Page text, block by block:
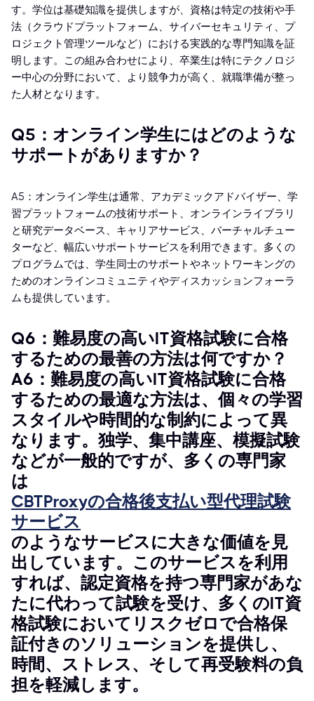
す。学位は基礎知識を提供しますが、資格は特定の技術や手
法（クラウドプラットフォーム、サイバーセキュリティ、プ
ロジェクト管理ツールなど）における実践的な専門知識を証
明します。この組み合わせにより、卒業生は特にテクノロジ
ー中心の分野において、より競争力が高く、就職準備が整っ
た人材となります。
Q5：オンライン学生にはどのような
サポートがありますか？
A5：オンライン学生は通常、アカデミックアドバイザー、学
習プラットフォームの技術サポート、オンラインライブラリ
と研究データベース、キャリアサービス、バーチャルチュー
ターなど、幅広いサポートサービスを利用できます。多くの
プログラムでは、学生同士のサポートやネットワーキングの
ためのオンラインコミュニティやディスカッションフォーラ
ムも提供しています。
Q6：難易度の高いIT資格試験に合格
するための最善の方法は何ですか？
A6：難易度の高いIT資格試験に合格
するための最適な方法は、個々の学習
スタイルや時間的な制約によって異
なります。独学、集中講座、模擬試験
などが一般的ですが、多くの専門家
は
CBTProxyの合格後支払い型代理試験
サービス
のようなサービスに大きな価値を見
出しています。このサービスを利用
すれば、認定資格を持つ専門家があな
たに代わって試験を受け、多くのIT資
格試験においてリスクゼロで合格保
証付きのソリューションを提供し、
時間、ストレス、そして再受験料の負
担を軽減します。